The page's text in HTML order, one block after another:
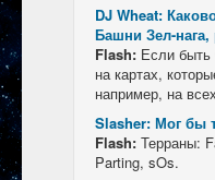
DJ Wheat:
Башни Зел-
Flash: Если быть
на картах,
например, на
Slasher: Мог бы
Flash: Терраны:
Parting, sOs.